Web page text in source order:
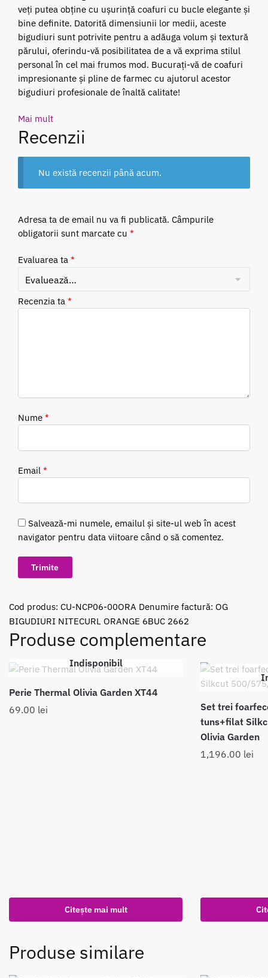
veți putea obține cu ușurință coafuri cu bucle elegante și
bine definite. Datorită dimensiunii lor medii, aceste
bigudiuri sunt potrivite pentru a adăuga volum și textură
părului, oferindu-vă posibilitatea de a vă exprima stilul
personal în cel mai frumos mod. Bucurați-vă de coafuri
impresionante și pline de farmec cu ajutorul acestor
bigudiuri profesionale de înaltă calitate!
Mai mult
Recenzii
Nu există recenzii până acum.
Adresa ta de email nu va fi publicată. Câmpurile
obligatorii sunt marcate cu *
Evaluarea ta *
Recenzia ta *
Nume *
Email *
Salvează-mi numele, emailul și site-ul web în acest
navigator pentru data viitoare când o să comentez.
Cod produs: CU-NCP06-00ORA Denumire factură: OG
BIGUDIURI NITECURL ORANGE 6BUC 2662
Produse complementare
Indisponibil
Perie Thermal Olivia Garden XT44
69.00 lei
Citește mai mult
Set trei
tuns+filat
Olivia Garden
1,196.00 lei
Produse similare